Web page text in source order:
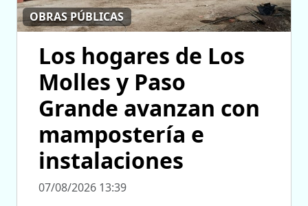
OBRAS PÚBLICAS
Los hogares de Los
Molles y Paso
Grande avanzan con
mampostería e
instalaciones
07/08/2026 13:39